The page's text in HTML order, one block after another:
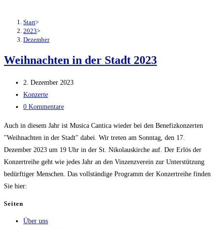
Start>
2023>
Dezember
Weihnachten in der Stadt 2023
Beitrag
veröffentlicht:
2. Dezember 2023
Beitrags-
Kategorie:
Konzerte
Beitrags-
0 Kommentare
Auch in diesem Jahr ist Musica Cantica wieder bei den Benefizkonzerten
"Weihnachten in der Stadt" dabei. Wir treten am Sonntag, den 17.
Dezember 2023 um 19 Uhr in der St. Nikolauskirche auf. Der Erlös der
Konzertreihe geht wie jedes Jahr an den Vinzenzverein zur Unterstützung
bedürftiger Menschen. Das vollständige Programm der Konzertreihe finden
Sie hier:
Seiten
Über uns